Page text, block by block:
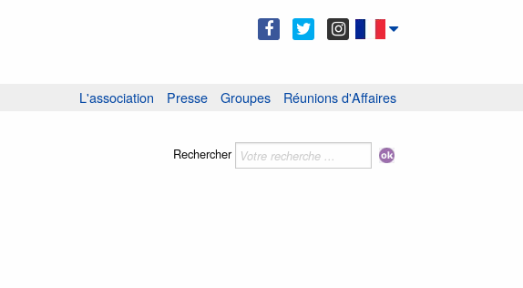
Réunions d'Affaires
Groupes
Presse
L'association
Rechercher